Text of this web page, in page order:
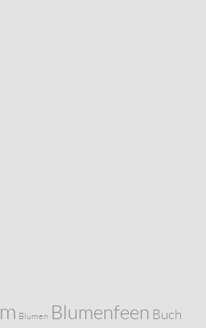
Blumen Blumenfeen Buch